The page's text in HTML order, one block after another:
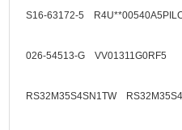
S16-63172-5
026-54513-G VV01311G0RF5
RS32M35S4SN1TW